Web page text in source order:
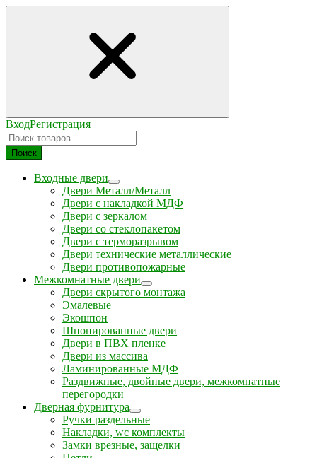
ВходРегистрация
Поиск
Входные двери
Двери Металл/Металл
Двери с накладкой МДФ
Двери с зеркалом
Двери со стеклопакетом
Двери с терморазрывом
Двери технические металлические
Двери противопожарные
Межкомнатные двери
Двери скрытого монтажа
Эмалевые
Экошпон
Шпонированные двери
Двери в ПВХ пленке
Двери из массива
Ламинированные МДФ
Раздвижные, двойные двери, межкомнатные
перегородки
Дверная фурнитура
Ручки раздельные
Накладки, wc комплекты
Замки врезные, защелки